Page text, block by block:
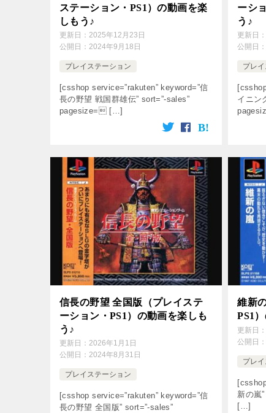
ステーション・PS1）の動画を楽
しもう♪
更新日： 2025年12月23日
公開日： 2024年9月18日
プレイステーション
[csshop service=”rakuten” keyword=”信
長の野望 戦国群雄伝” sort=”-sales”
pagesize= […]
ーシ
う♪
更新日
公開日
プレ
イニン
信長の野望 全国版（プレイステ
ーション・PS1）の動画を楽しも
う♪
更新日： 2026年1月1日
公開日： 2024年8月31日
プレイステーション
[csshop service=”rakuten” keyword=”信
長の野望 全国版” sort=”-sales”
維新
PS1
更新日
公開日
プレ
新の嵐
[…]